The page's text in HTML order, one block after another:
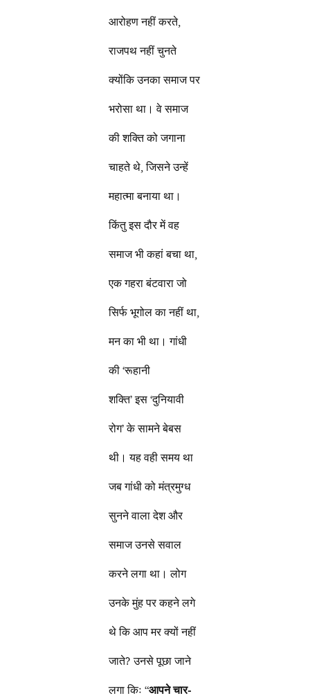
आरोहण नहीं करते,
राजपथ नहीं चुनते
क्योंकि उनका समाज पर
भरोसा था। वे समाज
की शक्ति को जगाना
चाहते थे, जिसने उन्हें
महात्मा बनाया था।
किंतु इस दौर में वह
समाज भी कहां बचा था,
एक गहरा बंटवारा जो
सिर्फ भूगोल का नहीं था,
मन का भी था। गांधी
की ‘रूहानी
शक्ति’ इस ‘दुनियावी
रोग’ के सामने बेबस
थी। यह वही समय था
जब गांधी को मंत्रमुग्ध
सुनने वाला देश और
समाज उनसे सवाल
करने लगा था। लोग
उनके मुंह पर कहने लगे
थे कि आप मर क्यों नहीं
जाते? उनसे पूछा जाने
लगा किः “आपने चार-